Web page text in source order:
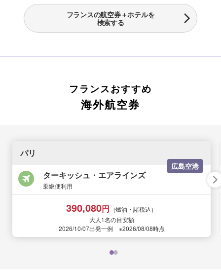
フランスの航空券＋ホテルを
検索する
フランスおすすめ
海外航空券
パリ
広島空港
ターキッシュ・エアラインズ
乗継便利用
390,080円 （燃油・諸税込）
大人1名の目安額
2026/10/07出発一例 ※2026/08/08時点